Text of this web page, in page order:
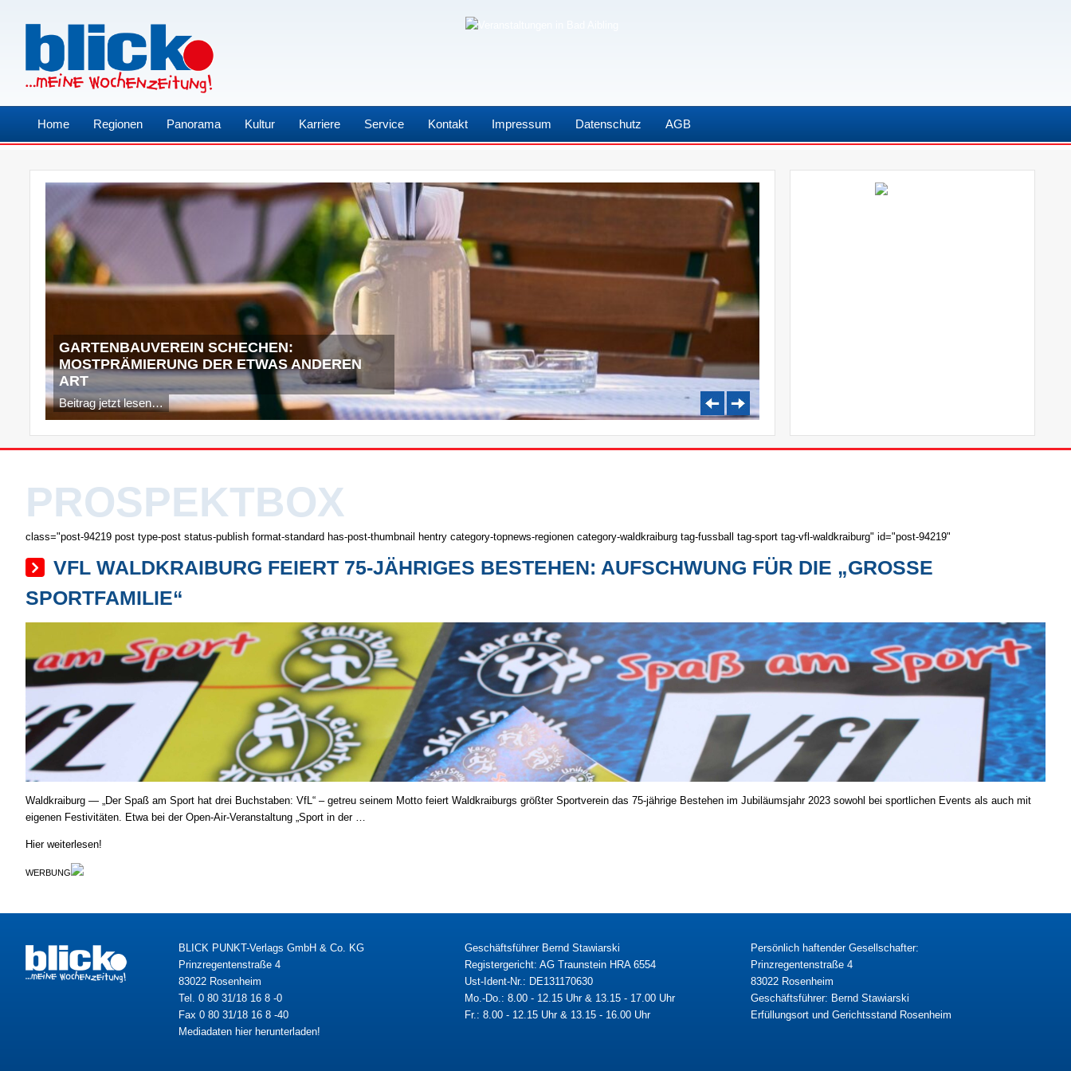
Home Regionen Panorama Kultur Karriere Service Kontakt Impressum Datenschutz AGB
GARTENBAUVEREIN SCHECHEN:
MOSTPRÄMIERUNG DER ETWAS ANDEREN
ART
Beitrag jetzt lesen…
PROSPEKTBOX
class="post-94219 post type-post status-publish format-standard has-post-thumbnail hentry category-topnews-regionen category-waldkraiburg tag-fussball tag-sport tag-vfl-waldkraiburg" id="post-94219"
VFL WALDKRAIBURG FEIERT 75-JÄHRIGES BESTEHEN: AUFSCHWUNG FÜR DIE „GROSSE S
PORTFAMILIE“
Waldkraiburg — „Der Spaß am Sport hat drei Buchstaben: VfL“ – getreu seinem Motto feiert Waldkraiburgs größter Sportverein das 75-jährige Bestehen im Jubiläumsjahr 2023 sowohl bei sportlichen Events als auch mit
eigenen Festivitäten. Etwa bei der Open-Air-Veranstaltung „Sport in der …
Hier weiterlesen!
WERBUNG
BLICK PUNKT-Verlags GmbH & Co. KG
Prinzregentenstraße 4
83022 Rosenheim
Tel. 0 80 31/18 16 8 -0
Fax 0 80 31/18 16 8 -40
Mediadaten hier herunterladen!
Geschäftsführer Bernd Stawiarski
Registergericht: AG Traunstein HRA 6554
Ust-Ident-Nr.: DE131170630
Mo.-Do.: 8.00 - 12.15 Uhr & 13.15 - 17.00 Uhr
Fr.: 8.00 - 12.15 Uhr & 13.15 - 16.00 Uhr
Persönlich haftender Gesellschafter:
Prinzregentenstraße 4
83022 Rosenheim
Geschäftsführer: Bernd Stawiarski
Erfüllungsort und Gerichtsstand Rosenheim